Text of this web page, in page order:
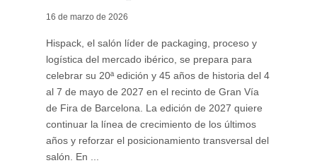
16 de marzo de 2026
Hispack, el salón líder de packaging, proceso y
logística del mercado ibérico, se prepara para
celebrar su 20ª edición y 45 años de historia del 4
al 7 de mayo de 2027 en el recinto de Gran Vía
de Fira de Barcelona. La edición de 2027 quiere
continuar la línea de crecimiento de los últimos
años y reforzar el posicionamiento transversal del
salón. En ...